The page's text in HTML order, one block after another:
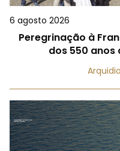
6 agosto 2026
Peregrinação à
dos 550 anos